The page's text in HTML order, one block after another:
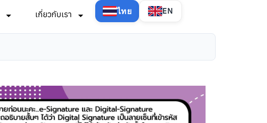
เกี่ยวกับเรา ไทย EN